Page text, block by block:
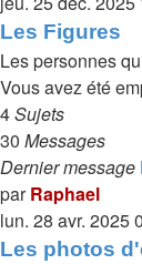
Les Figures
Les personnes
Vous avez été
4Sujets
30 Messages
Dernier message
parRaphael
lun. 28 avr. 2025
Les photos